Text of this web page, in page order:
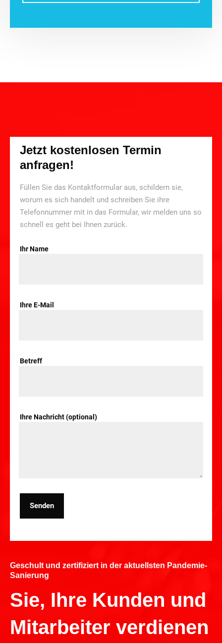
Jetzt kostenlosen Termin
anfragen!
Füllen Sie das Kontaktformular aus, schildern sie,
worum es sich handelt und schreiben Sie ihre
Telefonnummer mit in das Formular, wir melden uns so
schnell es geht bei Ihnen zurück.
Ihr Name
Ihre E-Mail
Betreff
Ihre Nachricht (optional)
Senden
Geschult und zertifiziert in der aktuellsten Pandemie-
Sanierung
Sie, Ihre Kunden und
Mitarbeiter verdienen